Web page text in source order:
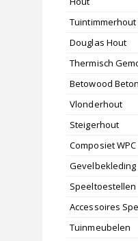
Douglas Hout
Thermisch
Betowood
Vlonderhout
Steigerhout
Composiet WPC
Gevelbekleding
Speeltoestellen
Accessoires
Tuinmeubelen